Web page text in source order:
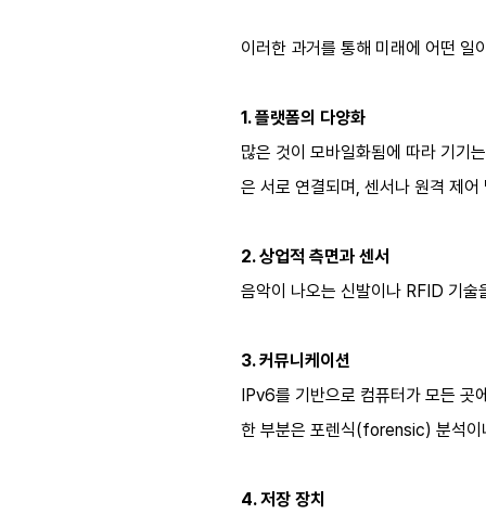
이러한 과거를 통해 미래에 어떤 일
1. 플랫폼의 다양화
많은 것이 모바일화됨에 따라 기기
은 서로 연결되며, 센서나 원격 제
2. 상업적 측면과 센서
음악이 나오는 신발이나 RFID 기술
3. 커뮤니케이션
IPv6를 기반으로 컴퓨터가 모든 곳
한 부분은 포렌식(forensic) 분석이
4. 저장 장치